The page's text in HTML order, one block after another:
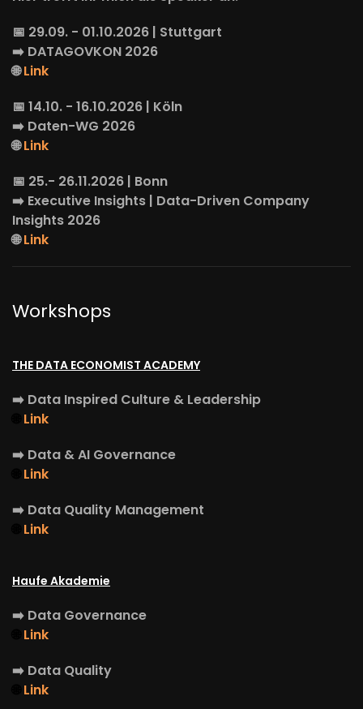
📅 29.09. - 01.10.2026 | Stuttgart
➡️ DATAGOVKON 2026
🌐Link
📅 14.10. - 16.10.2026 | Köln
➡️ Daten-WG 2026
🌐Link
📅 25.- 26.11.2026 | Bonn
➡️ Executive Insights | Data-Driven Company
Insights 2026
🌐Link
Workshops
THE DATA ECONOMIST ACADEMY
➡️ Data Inspired Culture & Leadership
Link
➡️ Data & AI Governance
Link
➡️ Data Quality Management
Link
Haufe Akademie
➡️ Data Governance
Link
➡️ Data Quality
Link